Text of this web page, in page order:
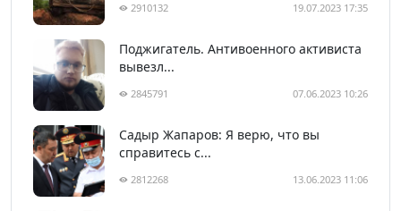
2910132 19.07.2023 17:35
Поджигатель. Антивоенного активиста
вывезл...
2845791 07.06.2023 10:26
Садыр Жапаров: Я верю, что вы
справитесь с...
2812268 13.06.2023 11:06